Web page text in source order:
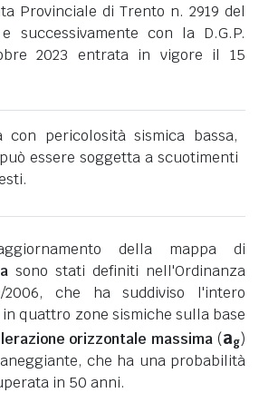
Provinciale di Trento n. 2919 del
successivamente con la D.G.P.
2023 entrata in vigore il 15
con pericolosità sismica bassa,
essere soggetta a scuotimenti
della mappa di
sono stati definiti nell'Ordinanza
che ha suddiviso l'intero
quattro zone sismiche sulla base
orizzontale massima (ag)
che ha una probabilità
in 50 anni.